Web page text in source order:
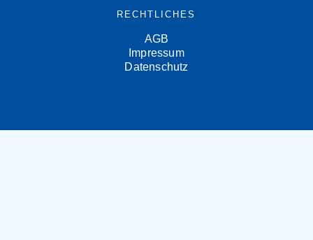
RECHTLICHES
AGB
Impressum
Datenschutz